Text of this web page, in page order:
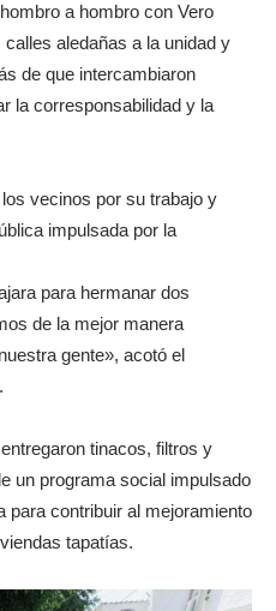
a hombro con Vero
aledañas a la unidad y
de que intercambiaron
la corresponsabilidad y la
vecinos por su trabajo y
impulsada por la
para hermanar dos
de la mejor manera
gente», acotó el
tinacos, filtros y
un programa social impulsado
para contribuir al mejoramiento
tapatías.